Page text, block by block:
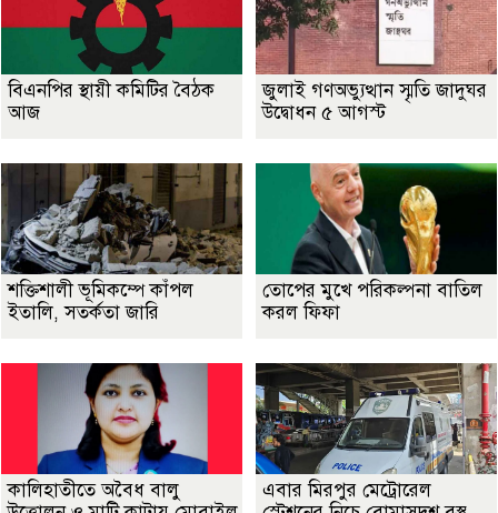
বিএনপির স্থায়ী কমিটির বৈঠক
আজ
জুলাই গণঅভ্যুত্থান স্মৃতি জাদুঘর
উদ্বোধন ৫ আগস্ট
শক্তিশালী ভূমিকম্পে কাঁপল
ইতালি, সতর্কতা জারি
তোপের মুখে পরিকল্পনা বাতিল
করল ফিফা
কালিহাতীতে অবৈধ বালু
এবার মিরপুর মেট্রোরেল